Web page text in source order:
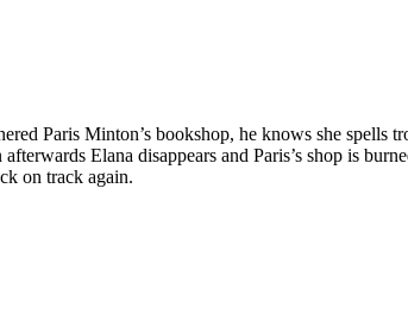
Paris Minton’s bookshop, he knows she spells
Elana disappears and Paris’s shop is
on track again.